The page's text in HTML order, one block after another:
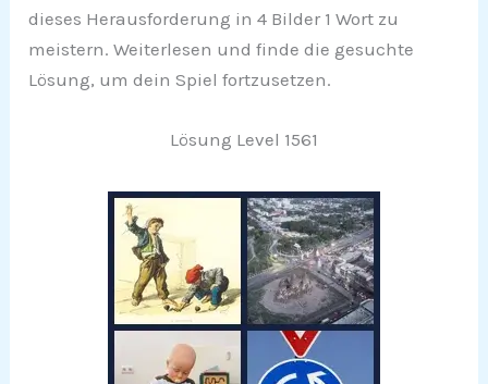
dieses Herausforderung in 4 Bilder 1 Wort zu
meistern. Weiterlesen und finde die gesuchte
Lösung, um dein Spiel fortzusetzen.
Lösung Level 1561